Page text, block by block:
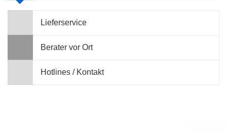
Lieferservice
Berater vor Ort
Hotlines / Kontakt